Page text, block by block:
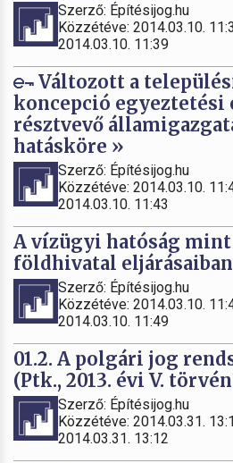
Szerző: Építésijog.hu
Közzétéve: 2014.03.10.
2014.03.10. 11:39
Változott a
koncepció egyeztetési
résztvevő
hatásköre »
Szerző: Építésijog.hu
Közzétéve: 2014.03.10.
2014.03.10. 11:43
A vízügyi hatóság mint
földhivatal
Szerző: Építésijog.hu
Közzétéve: 2014.03.10.
2014.03.10. 11:49
01.2. A polgári jog
(Ptk., 2013. évi V.
Szerző: Építésijog.hu
Közzétéve: 2014.03.31.
2014.03.31. 13:12